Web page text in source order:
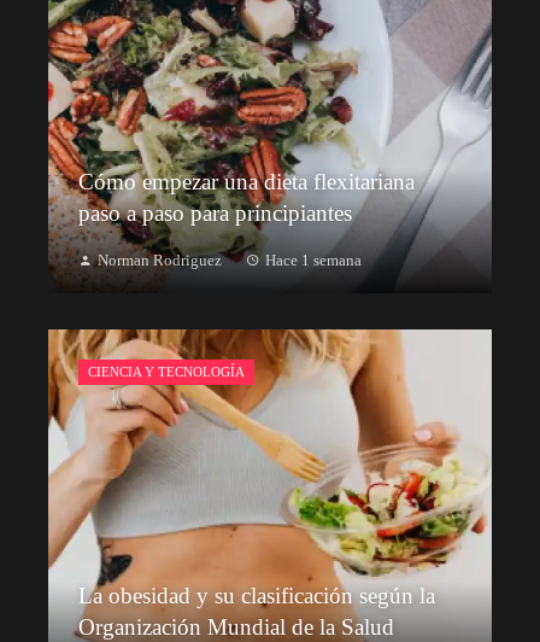
Cómo empezar una dieta flexitariana
paso a paso para principiantes
Norman Rodriguez Hace 1 semana
CIENCIA Y TECNOLOGÍA
La obesidad y su clasificación según la
Organización Mundial de la Salud